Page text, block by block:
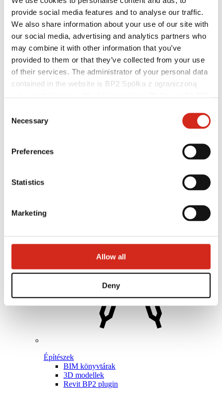
provide social media features and to analyse our traffic.
We also share information about your use of our site with
our social media, advertising and analytics partners who
may combine it with other information that you’ve
provided to them or that they’ve collected from your use
of their services. The administrator of your personal data
contained in the website is BP2 Spółka z ograniczoną
121387608.
Selection
Necessary
Preferences
Statistics
Marketing
Allow all
Deny
Kivitelezők
Építészek
BIM könyvtárak
3D modellek
Revit BP2 plugin